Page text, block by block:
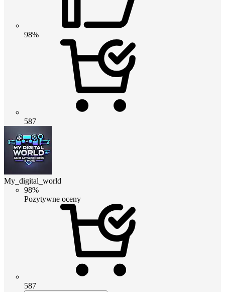
98%
587
My_digital_world
98%
Pozytywne oceny
587